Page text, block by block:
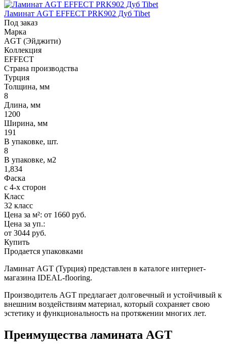
Ламинат AGT EFFECT PRK902 Дуб Tibet
Под заказ
Марка
AGT (Эйджити)
Коллекция
EFFECT
Страна производства
Турция
Толщина, мм
8
Длина, мм
1200
Ширина, мм
191
В упаковке, шт.
8
В упаковке, м2
1,834
Фаска
с 4-х сторон
Класс
32 класс
Цена за м²: от 1660 руб.
Цена за уп.:
от 3044 руб.
Купить
Продается упаковками
Ламинат AGT (Турция) представлен в каталоге интернет-
магазина IDEAL-flooring.
Производитель AGT предлагает долговечный и устойчивый к
внешним воздействиям материал, который сохраняет свою
эстетику и функциональность на протяжении многих лет.
Преимущества ламината AGT